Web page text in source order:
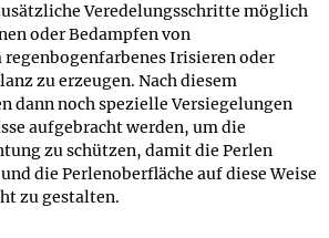
Veredelungsschritte möglich
oder Bedampfen von
Irisieren oder
zu erzeugen. Nach diesem
dann noch spezielle Versiegelungen
aufgebracht werden, um die
zu schützen, damit die Perlen
die Perlenoberfläche auf diese Weise
zu gestalten.